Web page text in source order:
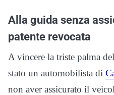
Alla guida senza
patente revocata
A vincere la triste palma
stato un automobilista di
non aver assicurato il